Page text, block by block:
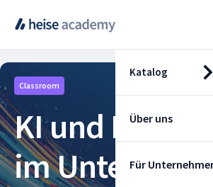
Katalog
Über uns
Für
Classroom
KI und Data
im